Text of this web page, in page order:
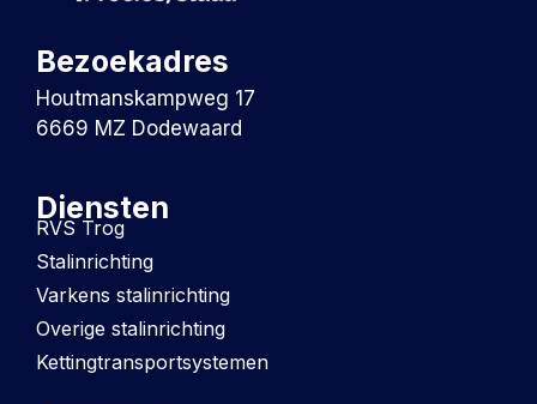
Bezoekadres
Houtmanskampweg 17
6669 MZ Dodewaard
Diensten
RVS Trog
Stalinrichting
Varkens stalinrichting
Overige stalinrichting
Kettingtransportsystemen